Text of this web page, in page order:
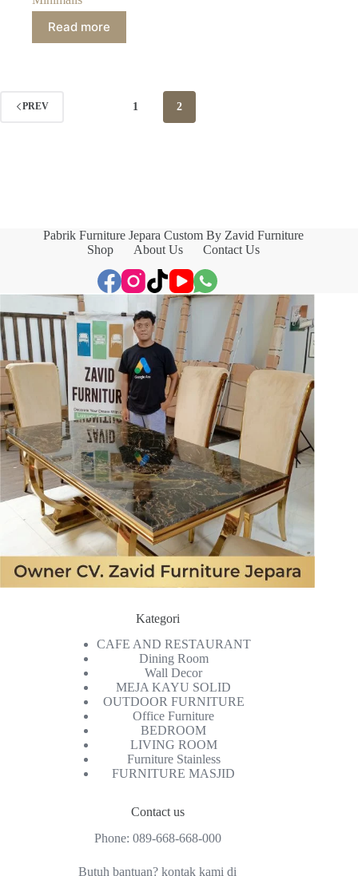
Read more
PREV 1 2
Pabrik Furniture Jepara Custom By Zavid Furniture
Shop
About Us Contact Us
Kategori
CAFE AND RESTAURANT
Dining Room
Wall Decor
MEJA KAYU SOLID
OUTDOOR FURNITURE
Office Furniture
BEDROOM
LIVING ROOM
Furniture Stainless
FURNITURE MASJID
Contact us
Phone: 089-668-668-000
Butuh bantuan? kontak kami di